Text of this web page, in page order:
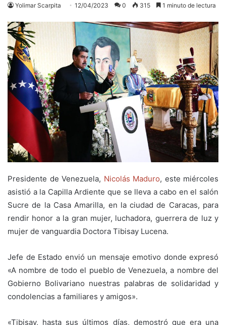
Yolimar Scarpita 12/04/2023 0 315 1 minuto de lectura
Presidente de Venezuela, Nicolás Maduro, este miércoles
asistió a la Capilla Ardiente que se lleva a cabo en el salón
Sucre de la Casa Amarilla, en la ciudad de Caracas, para
rendir honor a la gran mujer, luchadora, guerrera de luz y
mujer de vanguardia Doctora Tibisay Lucena.
Jefe de Estado envió un mensaje emotivo donde expresó
«A nombre de todo el pueblo de Venezuela, a nombre del
Gobierno Bolivariano nuestras palabras de solidaridad y
condolencias a familiares y amigos».
«Tibisay, hasta sus últimos días, demostró que era una